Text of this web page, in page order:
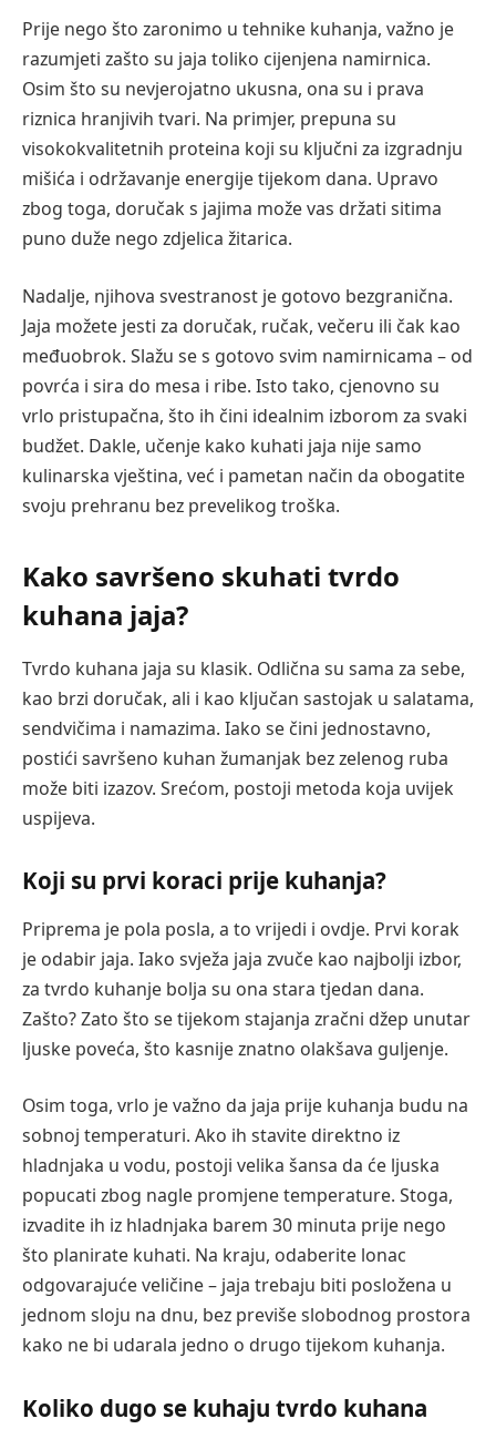
Prije nego što zaronimo u tehnike kuhanja, važno je
razumjeti zašto su jaja toliko cijenjena namirnica.
Osim što su nevjerojatno ukusna, ona su i prava
riznica hranjivih tvari. Na primjer, prepuna su
visokokvalitetnih proteina koji su ključni za izgradnju
mišića i održavanje energije tijekom dana. Upravo
zbog toga, doručak s jajima može vas držati sitima
puno duže nego zdjelica žitarica.
Nadalje, njihova svestranost je gotovo bezgranična.
Jaja možete jesti za doručak, ručak, večeru ili čak kao
međuobrok. Slažu se s gotovo svim namirnicama – od
povrća i sira do mesa i ribe. Isto tako, cjenovno su
vrlo pristupačna, što ih čini idealnim izborom za svaki
budžet. Dakle, učenje kako kuhati jaja nije samo
kulinarska vještina, već i pametan način da obogatite
svoju prehranu bez prevelikog troška.
Kako savršeno skuhati tvrdo
kuhana jaja?
Tvrdo kuhana jaja su klasik. Odlična su sama za sebe,
kao brzi doručak, ali i kao ključan sastojak u salatama,
sendvičima i namazima. Iako se čini jednostavno,
postići savršeno kuhan žumanjak bez zelenog ruba
može biti izazov. Srećom, postoji metoda koja uvijek
uspijeva.
Koji su prvi koraci prije kuhanja?
Priprema je pola posla, a to vrijedi i ovdje. Prvi korak
je odabir jaja. Iako svježa jaja zvuče kao najbolji izbor,
za tvrdo kuhanje bolja su ona stara tjedan dana.
Zašto? Zato što se tijekom stajanja zračni džep unutar
ljuske poveća, što kasnije znatno olakšava guljenje.
Osim toga, vrlo je važno da jaja prije kuhanja budu na
sobnoj temperaturi. Ako ih stavite direktno iz
hladnjaka u vodu, postoji velika šansa da će ljuska
popucati zbog nagle promjene temperature. Stoga,
izvadite ih iz hladnjaka barem 30 minuta prije nego
što planirate kuhati. Na kraju, odaberite lonac
odgovarajuće veličine – jaja trebaju biti posložena u
jednom sloju na dnu, bez previše slobodnog prostora
kako ne bi udarala jedno o drugo tijekom kuhanja.
Koliko dugo se kuhaju tvrdo kuhana